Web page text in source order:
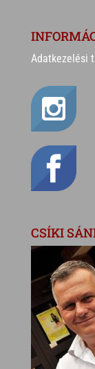
Adatkezelési
CSÍKI